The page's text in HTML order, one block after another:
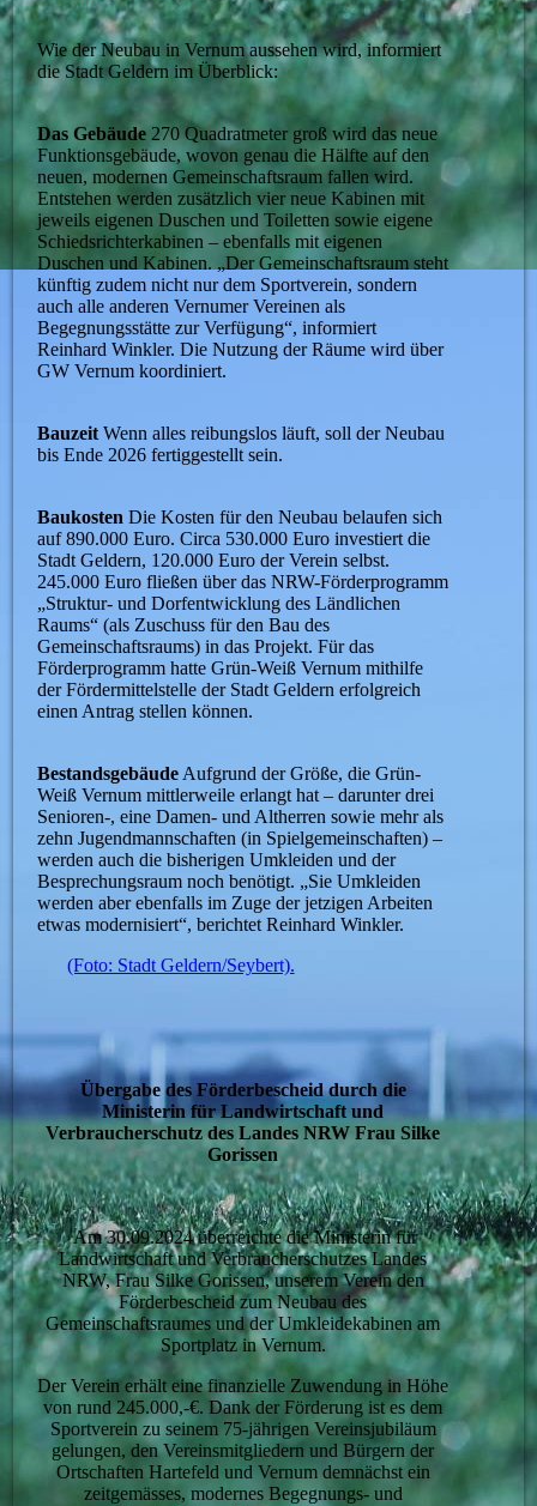
Wie der Neubau in Vernum aussehen wird, informiert
die Stadt Geldern im Überblick:
Das Gebäude 270 Quadratmeter groß wird das neue
Funktionsgebäude, wovon genau die Hälfte auf den
neuen, modernen Gemeinschaftsraum fallen wird.
Entstehen werden zusätzlich vier neue Kabinen mit
jeweils eigenen Duschen und Toiletten sowie eigene
Schiedsrichterkabinen – ebenfalls mit eigenen
Duschen und Kabinen. „Der Gemeinschaftsraum steht
künftig zudem nicht nur dem Sportverein, sondern
auch alle anderen Vernumer Vereinen als
Begegnungsstätte zur Verfügung“, informiert
Reinhard Winkler. Die Nutzung der Räume wird über
GW Vernum koordiniert.
Bauzeit Wenn alles reibungslos läuft, soll der Neubau
bis Ende 2026 fertiggestellt sein.
Baukosten Die Kosten für den Neubau belaufen sich
auf 890.000 Euro. Circa 530.000 Euro investiert die
Stadt Geldern, 120.000 Euro der Verein selbst.
245.000 Euro fließen über das NRW-Förderprogramm
„Struktur- und Dorfentwicklung des Ländlichen
Raums“ (als Zuschuss für den Bau des
Gemeinschaftsraums) in das Projekt. Für das
Förderprogramm hatte Grün-Weiß Vernum mithilfe
der Fördermittelstelle der Stadt Geldern erfolgreich
einen Antrag stellen können.
Bestandsgebäude Aufgrund der Größe, die Grün-
Weiß Vernum mittlerweile erlangt hat – darunter drei
Senioren-, eine Damen- und Altherren sowie mehr als
zehn Jugendmannschaften (in Spielgemeinschaften) –
werden auch die bisherigen Umkleiden und der
Besprechungsraum noch benötigt. „Sie Umkleiden
werden aber ebenfalls im Zuge der jetzigen Arbeiten
etwas modernisiert“, berichtet Reinhard Winkler.
(Foto: Stadt Geldern/Seybert).
Übergabe des Förderbescheid durch die
Ministerin für Landwirtschaft und
Verbraucherschutz des Landes NRW Frau Silke
Gorissen
Am 30.09.2024 überreichte die Ministerin für
Landwirtschaft und Verbraucherschutzes Landes
NRW, Frau Silke Gorissen, unserem Verein den
Förderbescheid zum Neubau des
Gemeinschaftsraumes und der Umkleidekabinen am
Sportplatz in Vernum.
Der Verein erhält eine finanzielle Zuwendung in Höhe
von rund 245.000,-€. Dank der Förderung ist es dem
Sportverein zu seinem 75-jährigen Vereinsjubiläum
gelungen, den Vereinsmitgliedern und Bürgern der
Ortschaften Hartefeld und Vernum demnächst ein
zeitgemässes, modernes Begegnungs- und